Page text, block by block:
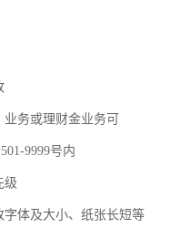
务或理财金业务可
9999号内
级
字体及大小、纸张长短等